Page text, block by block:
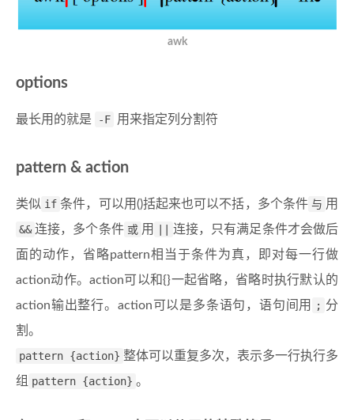
awk
options
最长用的就是 -F 用来指定列分割符
pattern & action
类似 if 条件，可以用()括起来也可以不括，多个条件 与 用
&& 连接，多个条件 或 用
连接，只有满足条件才会做后
面的动作，省略pattern相当于条件为真，即对每一行做
action动作。action可以和{}一起省略，省略时执行默认的
action输出整行。action可以是多条语句，语句间用
; 分
割。
pattern {action} 整体可以重复多次，表示多一行执行多
组 pattern {action} 。